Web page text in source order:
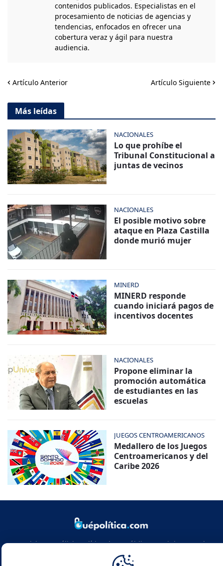
contenidos publicados. Especialistas en el
procesamiento de noticias de agencias y
tendencias, enfocados en ofrecer una
cobertura veraz y ágil para nuestra
audiencia.
Artículo Anterior Artículo Siguiente
Más leídas
NACIONALES
Lo que prohíbe el
Tribunal Constitucional a
juntas de vecinos
NACIONALES
El posible motivo sobre
ataque en Plaza Castilla
donde murió mujer
MINERD
MINERD responde
cuando iniciará pagos de
incentivos docentes
NACIONALES
Propone eliminar la
promoción automática
de estudiantes en las
escuelas
JUEGOS CENTROAMERICANOS
Medallero de los Juegos
Centroamericanos y del
Caribe 2026
Noticias y análisis político de República Dominicana y el
mundo. Infórmate con rigor, actualidad y las claves de la
política global.